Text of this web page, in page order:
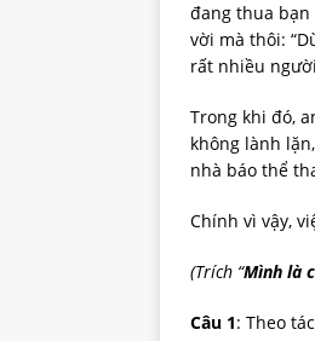
đang thua bạn
vời mà thôi:
rất nhiều
Trong khi đó,
không lành
nhà báo thể
Chính vì vậy,
(Trích “Mình là
Câu 1: Theo